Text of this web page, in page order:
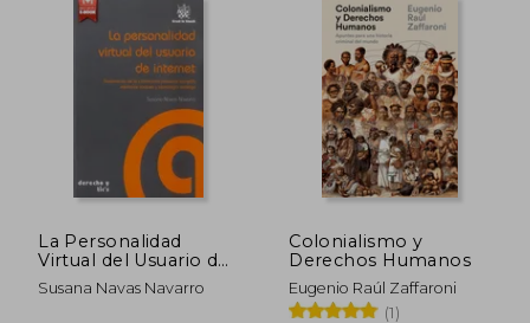
La Personalidad
Virtual del Usuario de
Internet (Derecho y
Tic's)
Susana Navas Navarro
Colonialismo y
Derechos Humanos
Eugenio Raúl Zaffaroni
(1)